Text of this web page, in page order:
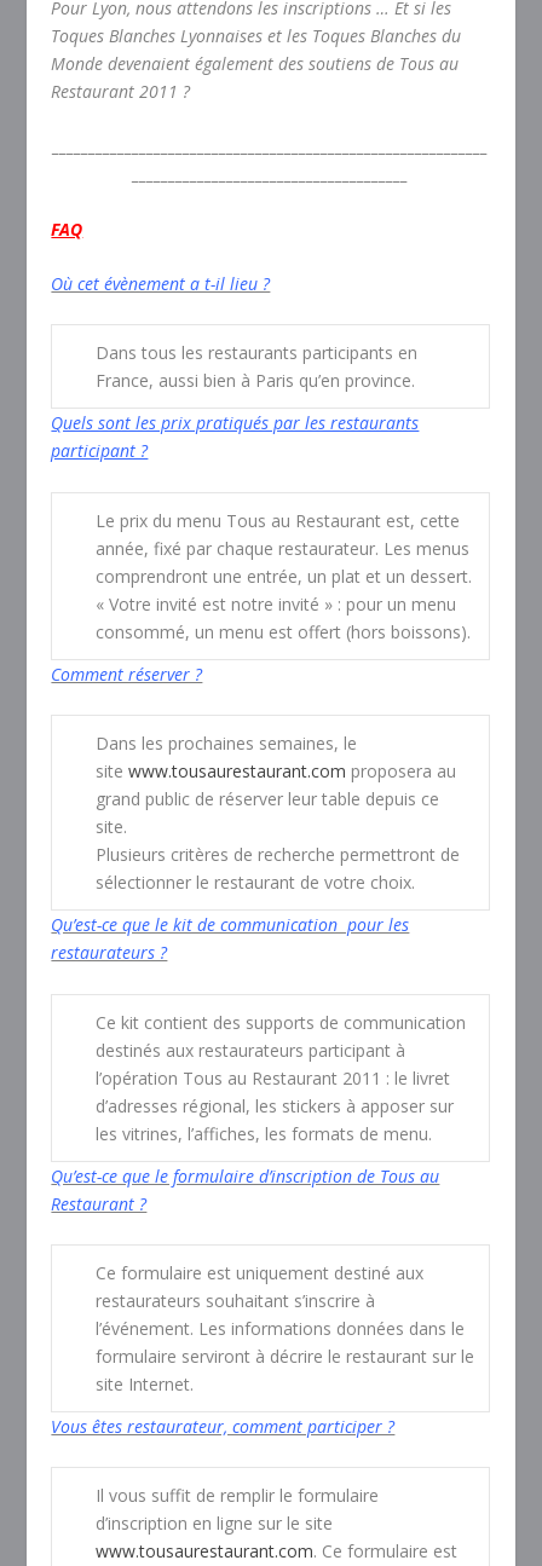
Pour Lyon, nous attendons les inscriptions … Et si les
Toques Blanches Lyonnaises et les Toques Blanches du
Monde devenaient également des soutiens de Tous au
Restaurant 2011 ?
FAQ
Où cet évènement a t-il lieu ?
Dans tous les restaurants participants en
France, aussi bien à Paris qu’en province.
Quels sont les prix pratiqués par les restaurants
participant ?
Le prix du menu Tous au Restaurant est, cette
année, fixé par chaque restaurateur. Les menus
comprendront une entrée, un plat et un dessert.
« Votre invité est notre invité » : pour un menu
consommé, un menu est offert (hors boissons).
Comment réserver ?
Dans les prochaines semaines, le
sitewww.tousaurestaurant.com proposera au
grand public de réserver leur table depuis ce
site.
Plusieurs critères de recherche permettront de
sélectionner le restaurant de votre choix.
Qu’est-ce que le kit de communication pour les
restaurateurs ?
Ce kit contient des supports de communication
destinés aux restaurateurs participant à
l’opération Tous au Restaurant 2011 : le livret
d’adresses régional, les stickers à apposer sur
les vitrines, l’affiches, les formats de menu.
Qu’est-ce que le formulaire d’inscription de Tous au
Restaurant ?
Ce formulaire est uniquement destiné aux
restaurateurs souhaitant s’inscrire à
l’événement. Les informations données dans le
formulaire serviront à décrire le restaurant sur le
site Internet.
Vous êtes restaurateur, comment participer ?
Il vous suffit de remplir le formulaire
d’inscription en ligne sur le site
www.tousaurestaurant.com. Ce formulaire est